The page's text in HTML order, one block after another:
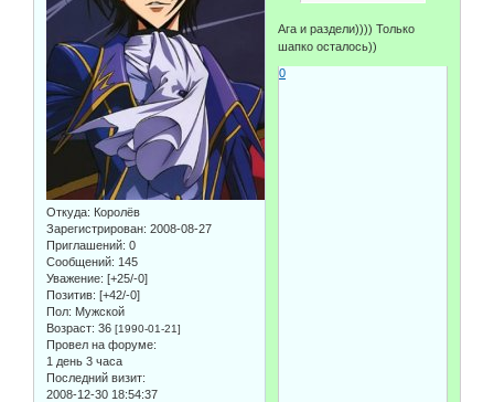
Откуда: Королёв
Зарегистрирован: 2008-08-27
Приглашений: 0
Сообщений: 145
Уважение: [+25/-0]
Позитив: [+42/-0]
Пол: Мужской
Возраст: 36 [1990-01-21]
Провел на форуме:
1 день 3 часа
Последний визит:
2008-12-30 18:54:37
Ага и раздели)))) Только
шапко осталось))
0